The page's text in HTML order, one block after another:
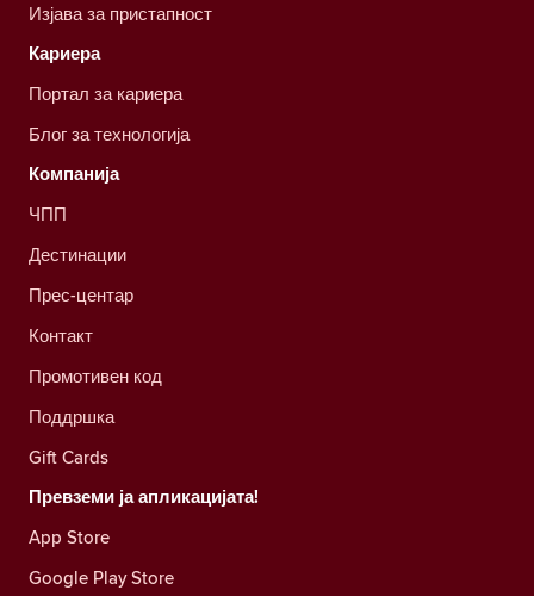
Изјава за пристапност
Кариера
Портал за кариера
Блог за технологија
Компанија
ЧПП
Дестинации
Прес-центар
Контакт
Промотивен код
Поддршка
Gift Cards
Превземи ја апликацијата!
App Store
Google Play Store